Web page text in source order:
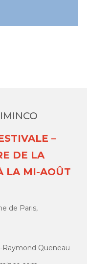
–
DE LA
LA MI-AOÛT
de Paris,
Queneau